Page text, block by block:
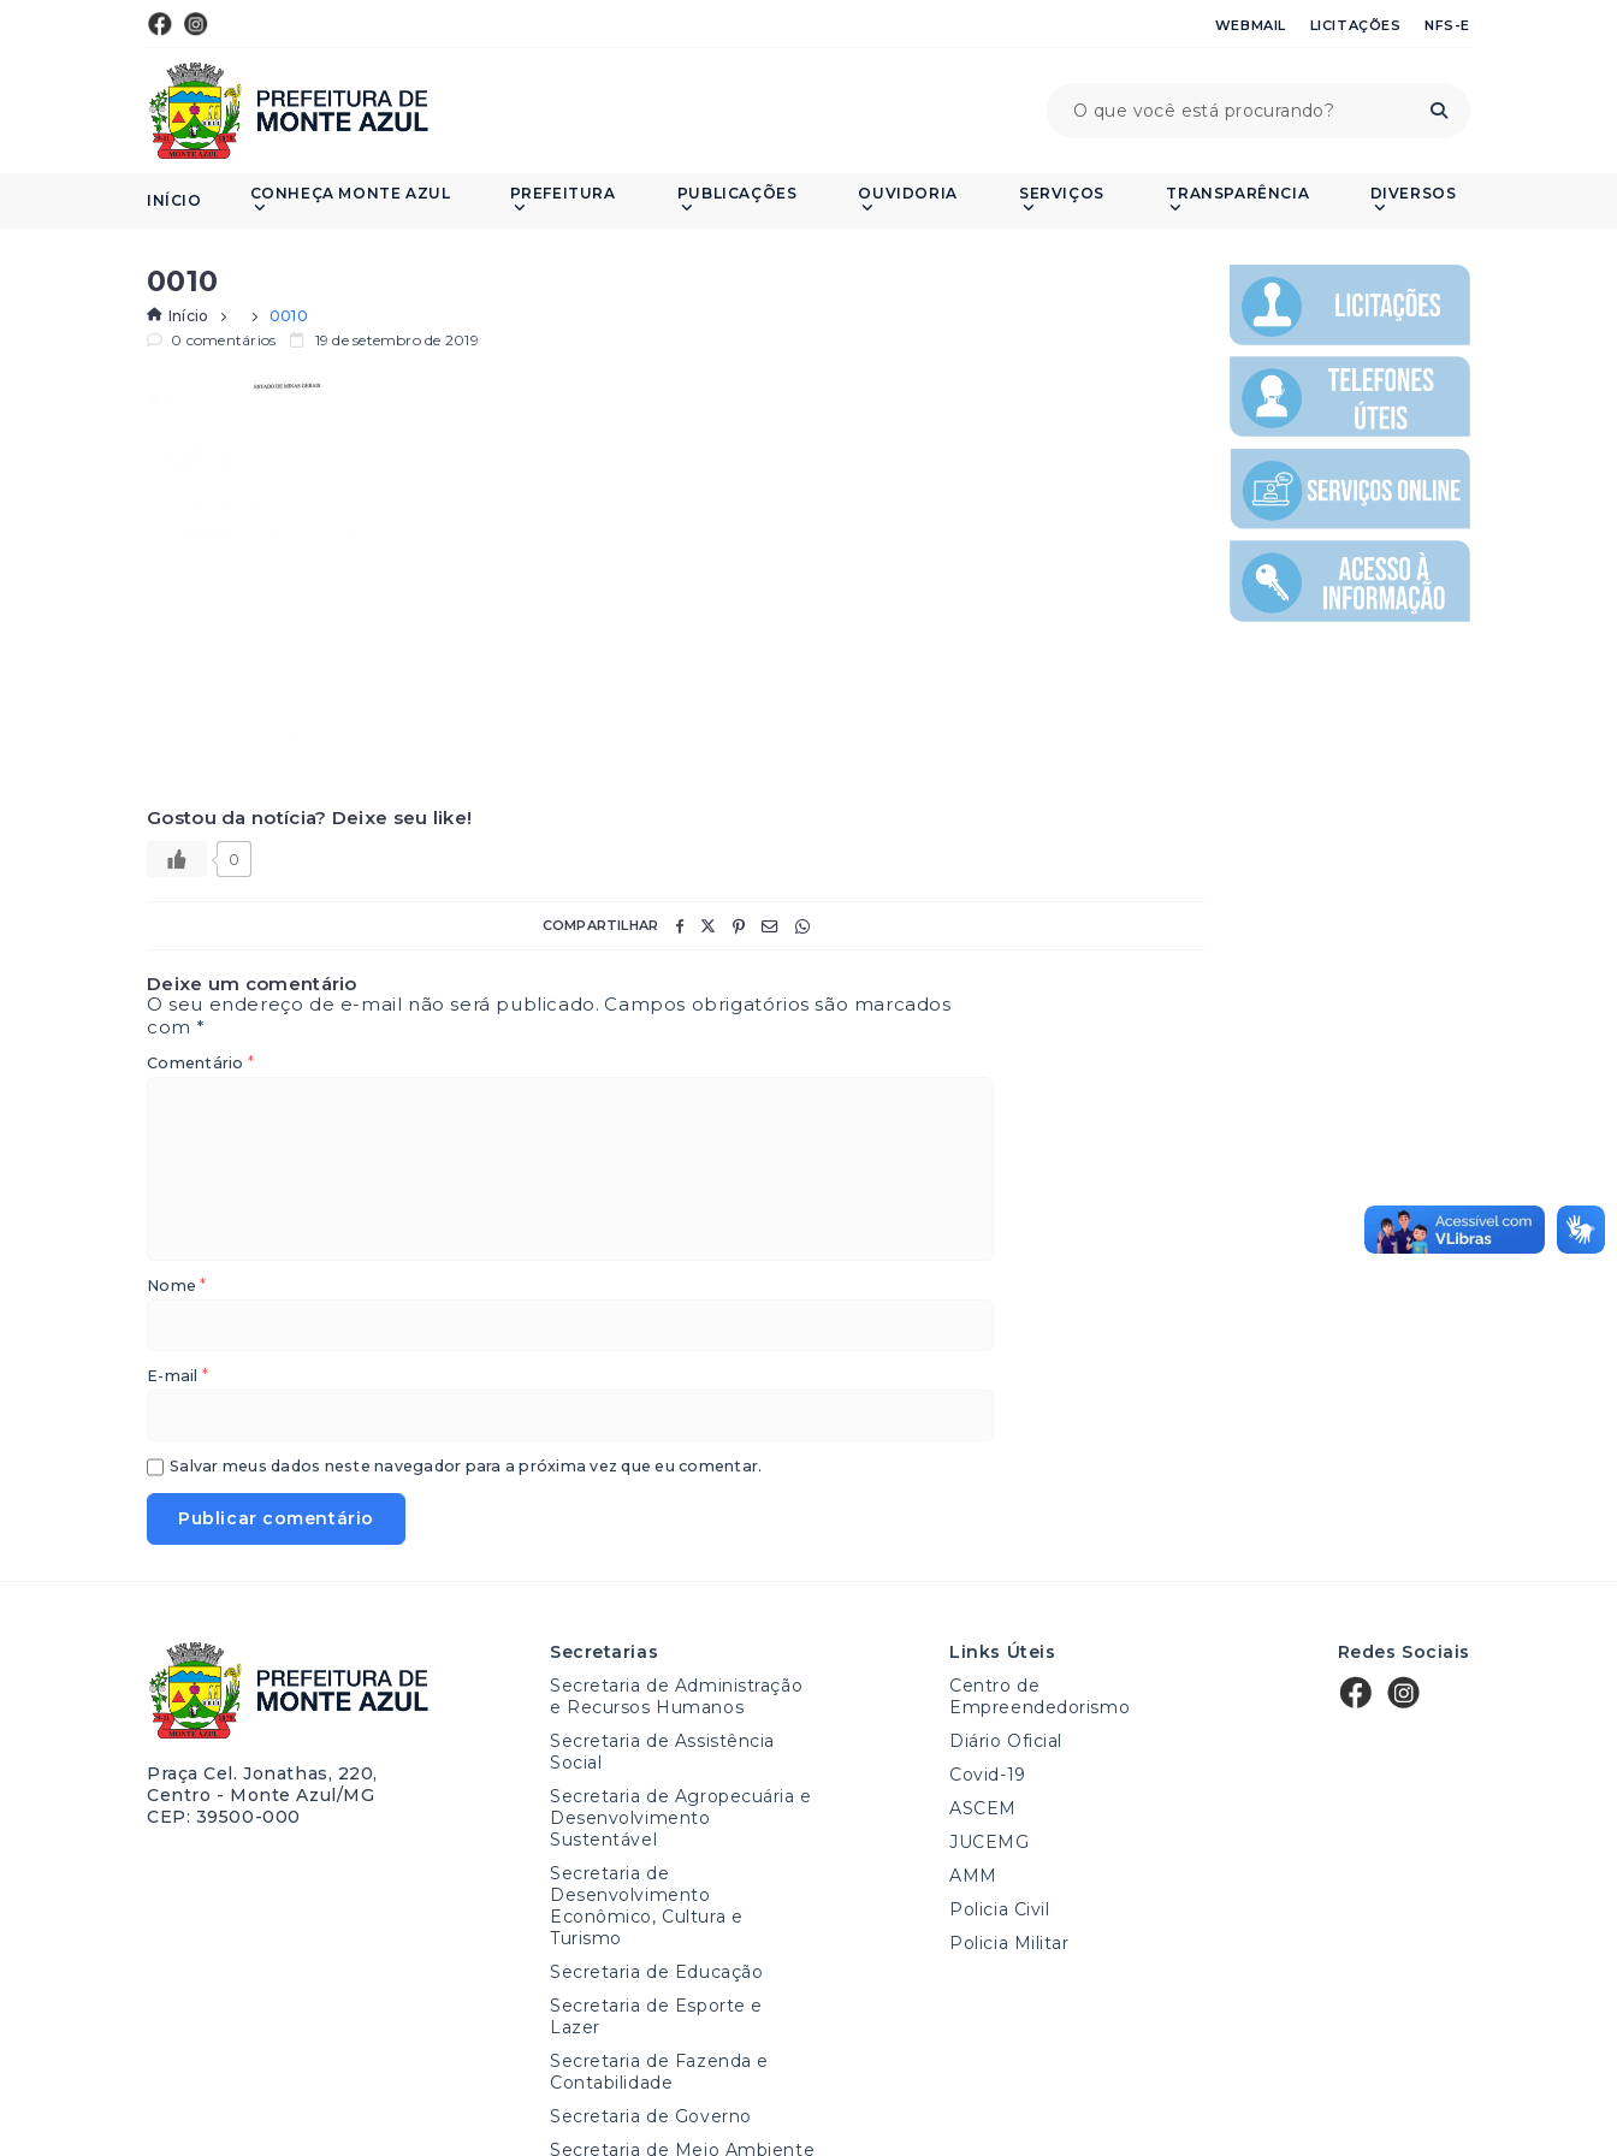
WEBMAIL LICITAÇÕES NFS-E
INÍCIO CONHEÇA MONTE AZUL PREFEITURA PUBLICAÇÕES OUVIDORIA SERVIÇOS TRANSPARÊNCIA DIVERSOS
0010
Início
0010
0 comentários
19 de setembro de 2019
Gostou da notícia? Deixe seu like!
0
COMPARTILHAR
Deixe um comentário
O seu endereço de e-mail não será publicado. Campos obrigatórios são marcados
com*
Comentário *
Nome*
E-mail *
Salvar meus dados neste navegador para a próxima vez que eu comentar.
Praça Cel. Jonathas, 220,
Centro - Monte Azul/MG
CEP: 39500-000
Secretarias
Secretaria de Administração
e Recursos Humanos
Secretaria de Assistência
Social
Secretaria de Agropecuária e
Desenvolvimento
Sustentável
Secretaria de
Desenvolvimento
Econômico, Cultura e
Turismo
Secretaria de Educação
Secretaria de Esporte e
Lazer
Secretaria de Fazenda e
Contabilidade
Secretaria de Governo
Secretaria de Meio Ambiente
Links Úteis
Centro de
Empreendedorismo
Diário Oficial
Covid-19
ASCEM
JUCEMG
AMM
Policia Civil
Policia Militar
Redes Sociais